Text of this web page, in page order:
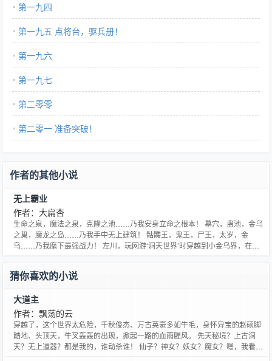
第一九四
第一九五 点将台，驱兵册！
第一九六
第一九七
第二零零
第二零一 准备突破！
作者的其他小说
无上霸业
作者：大扁杏
生命之泉，魔法之泉，克隆之池……乃我安身立命之根本！ 墓穴，蛊池，金乌
之巢，魔龙之岛……乃我手中无上建筑！ 骷髅王，鬼王，尸王，太岁，金
乌……乃我麾下最强战力！ 左川，玩网游‘洞天世界’时穿越到小金乌界，在这
猜你喜欢的小说
大道主
作者：飘荡的云
穿越了，这个世界太危险，千秋俊杰、万古英豪多如牛毛，身怀异宝的赵硕脚
踏地、头顶天，牛叉轰轰的出现，掀起一路的血雨腥风。 先天秘境？上古洞
天？无上道器？都是我的，谁动杀谁！ 仙子？神女？妖女？魔女？嗯，我看